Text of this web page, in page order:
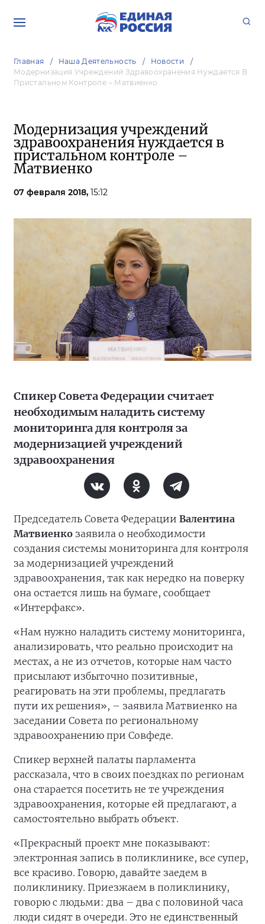
Главная Наша Деятельность
Новости
Модернизация Учреждений Здравоохранения Нуждается В
Пристальном Контроле – Матвиенко
Модернизация учреждений
здравоохранения нуждается в
пристальном контроле –
Матвиенко
07 февраля 2018, 15:12
Спикер Совета Федерации считает
необходимым наладить систему
мониторинга для контроля за
модернизацией учреждений
здравоохранения
Председатель Совета Федерации Валентина
Матвиенко заявила о необходимости
создания системы мониторинга для контроля
за модернизацией учреждений
здравоохранения, так как нередко на поверку
она остается лишь на бумаге, сообщает
«Интерфакс».
«Нам нужно наладить систему мониторинга,
анализировать, что реально происходит на
местах, а не из отчетов, которые нам часто
присылают избыточно позитивные,
реагировать на эти проблемы, предлагать
пути их решения», – заявила Матвиенко на
заседании Совета по региональному
здравоохранению при Совфеде.
Спикер верхней палаты парламента
рассказала, что в своих поездках по регионам
она старается посетить не те учреждения
здравоохранения, которые ей предлагают, а
самостоятельно выбрать объект.
«Прекрасный проект мне показывают:
электронная запись в поликлинике, все супер,
все красиво. Говорю, давайте заедем в
поликлинику. Приезжаем в поликлинику,
говорю с людьми: два – два с половиной часа
люди сидят в очереди. Это не единственный